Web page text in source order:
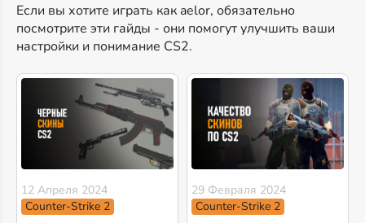
Если вы хотите играть как aelor, обязательно
посмотрите эти гайды - они помогут улучшить ваши
настройки и понимание CS2.
12 Апреля 2024
Counter-Strike 2
29 Февраля 2024
Counter-Strike 2